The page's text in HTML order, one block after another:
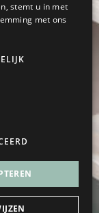
stemt u in met
met ons